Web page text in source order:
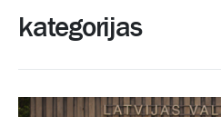
kategorijas